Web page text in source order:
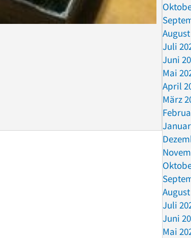
Juli
Juni
Mai
April
März
Juli
Juni
Mai